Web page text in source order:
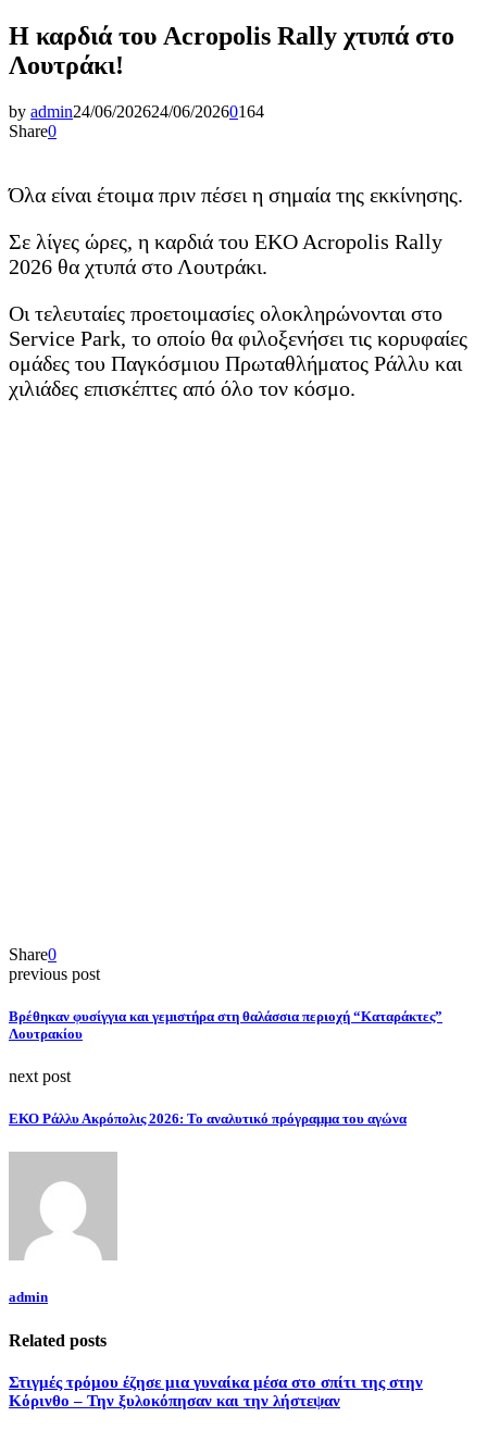
Η καρδιά του Acropolis Rally χτυπά στο
Λουτράκι!
by admin24/06/202624/06/20260164
Share0
Όλα είναι έτοιμα πριν πέσει η σημαία της εκκίνησης.
Σε λίγες ώρες, η καρδιά του EKO Acropolis Rally
2026 θα χτυπά στο Λουτράκι.
Οι τελευταίες προετοιμασίες ολοκληρώνονται στο
Service Park, το οποίο θα φιλοξενήσει τις κορυφαίες
ομάδες του Παγκόσμιου Πρωταθλήματος Ράλλυ και
χιλιάδες επισκέπτες από όλο τον κόσμο.
Share0
previous post
Βρέθηκαν φυσίγγια και γεμιστήρα στη θαλάσσια περιοχή “Καταράκτες”
Λουτρακίου
next post
ΕΚΟ Ράλλυ Ακρόπολις 2026: Το αναλυτικό πρόγραμμα του αγώνα
admin
Related posts
Στιγμές τρόμου έζησε μια γυναίκα μέσα στο σπίτι της στην
Κόρινθο – Την ξυλοκόπησαν και την λήστεψαν